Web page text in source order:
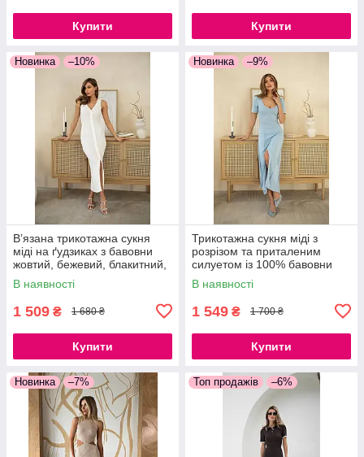
Купити Купити
Новинка –10%
В’язана трикотажна сукня
міді на ґудзиках з бавовни
жовтий, бежевий, блакитний,
молочний, червоний,
помаранчевий, кемел
В наявності
1 509 ₴ 1 680 ₴
Купити
Новинка –9%
Трикотажна сукня міді з
розрізом та приталеним
силуетом із 100% бавовни
В наявності
1 549 ₴ 1 700 ₴
Купити
Новинка –7% Топ продажів –6%